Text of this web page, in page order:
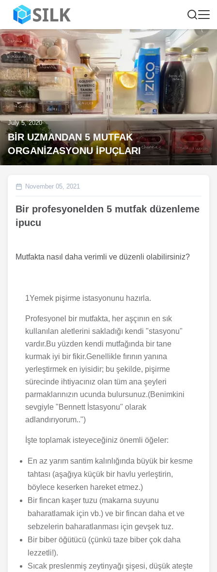
July 5, 2020
BİR UZMANDAN 5 MUTFAK
ORGANİZASYONU İPUÇLARI
November 05, 2021
Bir profesyonelden 5 mutfak düzenleme
ipucu
Mutfakta nasıl daha verimli ve düzenli olabilirsiniz?
1Yemek pişirme istasyonunu hazırla.
Profesyonel bir mutfakta, her aşçının en sık
kullanılan aletlerini sakladığı kendi "stasyonu"
vardır.Bu yüzden kendi mutfağında bir tane
kurmak iyi bir fikir.Genellikle fırının yanına
yerleştirmek en iyisidir; bu şekilde, pişirme
sürecinde ihtiyacınız olan tüm ana şeyleri
parmaklarınızın ucunda bulursunuz.(Benimkini
sevgiyle "Bennett İstasyonu" olarak
adlandırıyorum..")
İşte toplamak isteyeceğiniz önemli öğeler:
En az yarım santim kalınlığında büyük bir kesme
tahtası (aşağıya küçük bir havlu yerleştirin,
böylece keserken hareket etmez.)
Bir fincan kaşer tuzu (makarna suyunu
baharatlamak için vb.) ve bir fincan daha et ve
sebzelerin baharatlanması için gevşek tuz.
Bir biber öğütücü (çünkü taze biber çok daha
lezzetli!).
Sıcak preslenmiş zeytinyağı şişesi, düşük ateşte